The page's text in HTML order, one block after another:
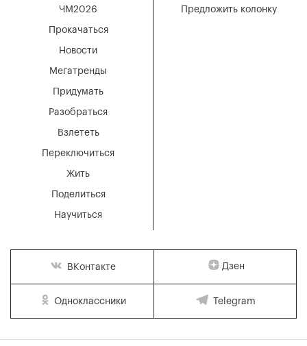
Мегатренды
Придумать
Разобраться
Взлететь
Новости
Переключиться
Жить
Поделиться
Научиться
ЧМ2026
Прокачаться
Предложить колонку
ВКонтакте Дзен
Одноклассники Telegram